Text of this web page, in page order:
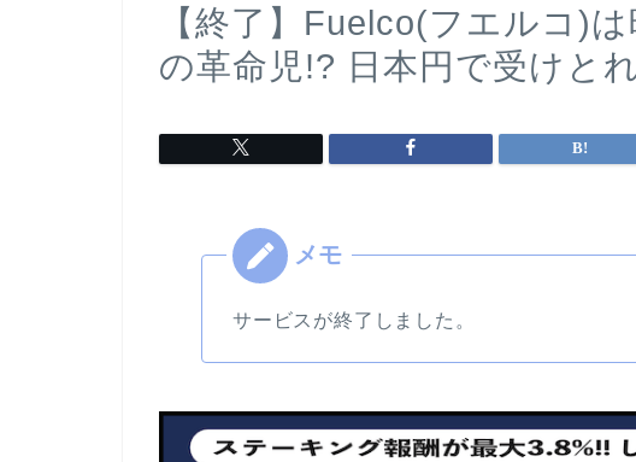
【終了】Fuelco(フエルコ)
の革命児!? 日本円で受けと
サービスが終了しました。